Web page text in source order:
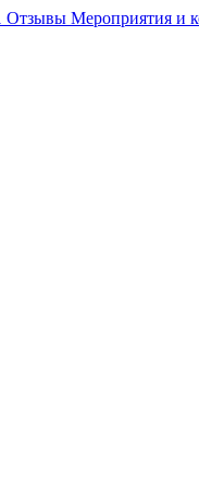
Отзывы Мероприятия и